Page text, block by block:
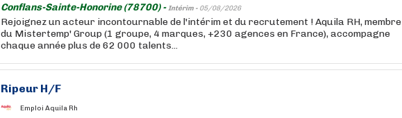
Conflans-Sainte-Honorine (78700) -Intérim - 05/08/2026
Rejoignez un acteur incontournable de l'intérim et du recrutement ! Aquila RH, membre
du Mistertemp' Group (1 groupe, 4 marques, +230 agences en France), accompagne
chaque année plus de 62 000 talents...
Ripeur H/F
Emploi Aquila Rh